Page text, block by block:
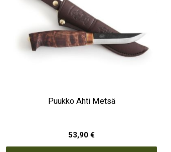
Puukko Ahti Metsä
53,90 €